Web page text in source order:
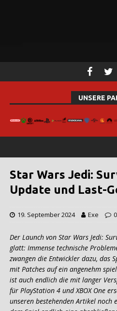
UNSERE
Star Wars Jedi:
Update und Last-
19. September 2024 Exe 0
Der Launch von Star Wars Jedi:
glatt: Immense technische
zwangen die Entwickler dazu, das
mit Patches auf ein angenehm
ist auch endlich die mit langer
für PlayStation 4 und XBOX One
unseren bestehenden Artikel